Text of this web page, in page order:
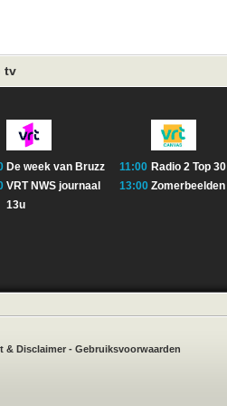
tv
De week van Bruzz
VRT NWS journaal
13u
11:00 Radio 2 Top 30
13:00 Zomerbeelden
& Disclaimer - Gebruiksvoorwaarden